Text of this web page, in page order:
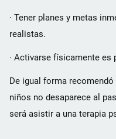
· Tener planes y metas
realistas.
· Activarse físicamente es
De igual forma
niños no desaparece al
será asistir a una terapia